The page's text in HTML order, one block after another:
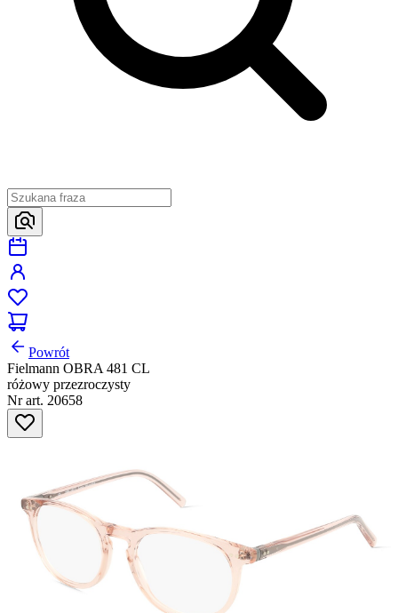
Powrót
Fielmann OBRA 481 CL
różowy przezroczysty
Nr art. 20658